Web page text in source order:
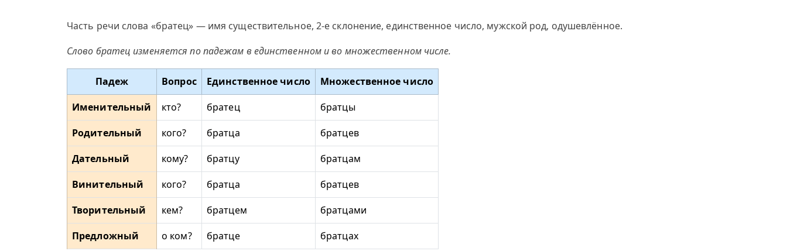
Часть речи слова «братец» — имя существительное, 2-е склонение, единственное число, мужской род, одушевлённое.
Слово братец изменяется по падежам в единственном и во множественном числе.
Падеж Вопрос Единственное число
Множественное число
Именительный
кто? братец
братцы
Родительный
кого? братца
братцев
Дательный
кому? братцу
братцам
Винительный
кого? братца
братцев
Творительный
кем? братцем
братцами
Предложный
о ком? братце братцах